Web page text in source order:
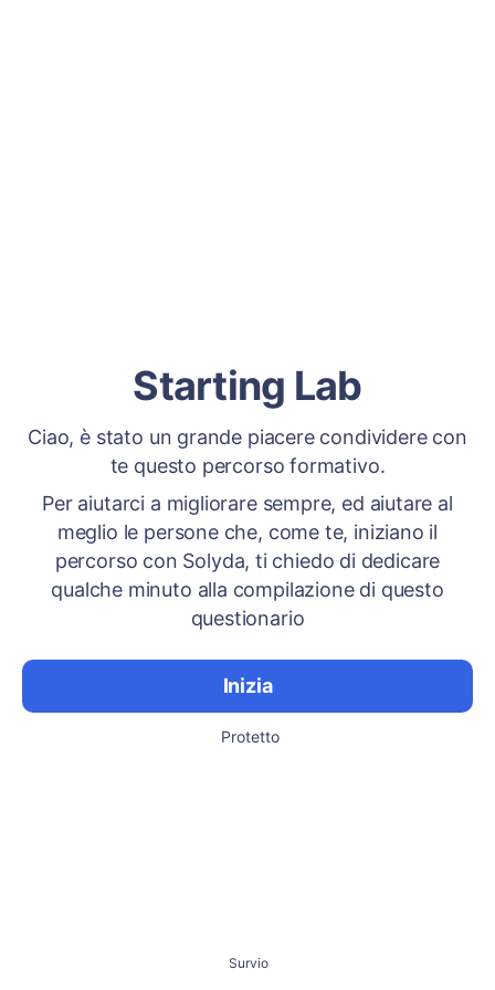
Starting Lab
Ciao, è stato un grande piacere condividere con
te questo percorso formativo.
Per aiutarci a migliorare sempre, ed aiutare al
meglio le persone che, come te, iniziano il
percorso con Solyda, ti chiedo di dedicare
qualche minuto alla compilazione di questo
questionario
Inizia
Protetto
Survio